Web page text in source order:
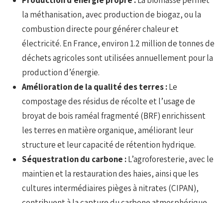
la méthanisation, avec production de biogaz, ou la
combustion directe pour générer chaleur et
électricité. En France, environ 1.2 million de tonnes de
déchets agricoles sont utilisées annuellement pour la
production d’énergie.
Amélioration de la qualité des terres :Le
compostage des résidus de récolte et l’usage de
broyat de bois raméal fragmenté (BRF) enrichissent
les terres en matière organique, améliorant leur
structure et leur capacité de rétention hydrique.
Séquestration du carbone :L’agroforesterie, avec le
maintien et la restauration des haies, ainsi que les
cultures intermédiaires pièges à nitrates (CIPAN),